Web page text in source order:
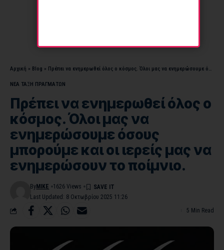
Αρχική » Blog » Πρέπει να ενημερωθεί όλος ο κόσμος. Όλοι μας να ενημερώσουμε όσους μπορούμε και οι ιερείς μας να ενημερώσουν το ποίμνιο.
ΝΕΑ ΤΑΞΗ ΠΡΑΓΜΑΤΩΝ
Πρέπει να ενημερωθεί όλος ο
κόσμος. Όλοι μας να
ενημερώσουμε όσους
μπορούμε και οι ιερείς μας να
ενημερώσουν το ποίμνιο.
Last Updated: 8 Οκτωβρίου 2025 11:26
By MIKE 1626 Views
5 Min Read